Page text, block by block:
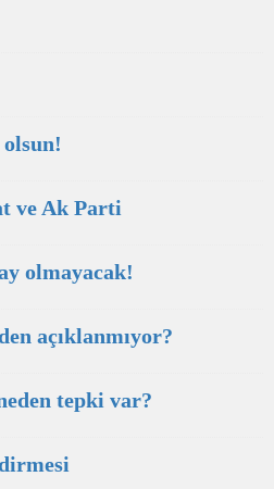
olsun!
ve Ak Parti
olmayacak!
açıklanmıyor?
tepki var?